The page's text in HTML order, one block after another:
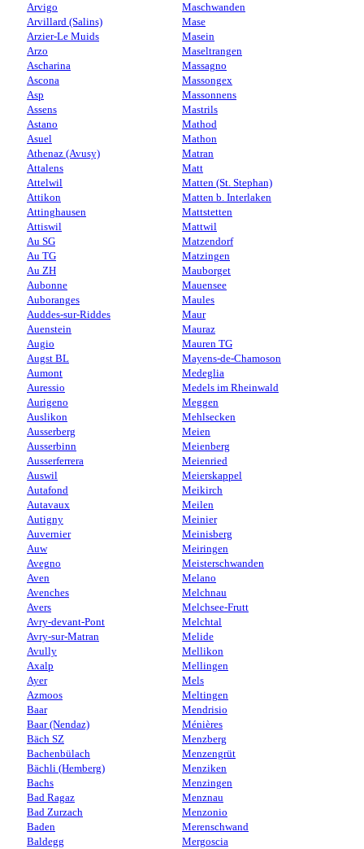
Arvigo
Arvillard (Salins)
Arzier-Le Muids
Arzo
Ascharina
Ascona
Asp
Assens
Astano
Asuel
Athenaz (Avusy)
Attalens
Attelwil
Attikon
Attinghausen
Attiswil
Au SG
Au TG
Au ZH
Aubonne
Auboranges
Auddes-sur-Riddes
Auenstein
Augio
Augst BL
Aumont
Auressio
Aurigeno
Auslikon
Ausserberg
Ausserbinn
Ausserferrera
Auswil
Autafond
Autavaux
Autigny
Auvernier
Auw
Avegno
Aven
Avenches
Avers
Avry-devant-Pont
Avry-sur-Matran
Avully
Axalp
Ayer
Azmoos
Baar
Baar (Nendaz)
Bäch SZ
Bachenbülach
Bächli (Hemberg)
Bachs
Bad Ragaz
Bad Zurzach
Baden
Baldegg
Maschwanden
Mase
Masein
Maseltrangen
Massagno
Massongex
Massonnens
Mastrils
Mathod
Mathon
Matran
Matt
Matten (St. Stephan)
Matten b. Interlaken
Mattstetten
Mattwil
Matzendorf
Matzingen
Mauborget
Mauensee
Maules
Maur
Mauraz
Mauren TG
Mayens-de-Chamoson
Medeglia
Medels im Rheinwald
Meggen
Mehlsecken
Meien
Meienberg
Meienried
Meierskappel
Meikirch
Meilen
Meinier
Meinisberg
Meiringen
Meisterschwanden
Melano
Melchnau
Melchsee-Frutt
Melchtal
Melide
Mellikon
Mellingen
Mels
Meltingen
Mendrisio
Ménières
Menzberg
Menzengrüt
Menziken
Menzingen
Menznau
Menzonio
Merenschwand
Mergoscia